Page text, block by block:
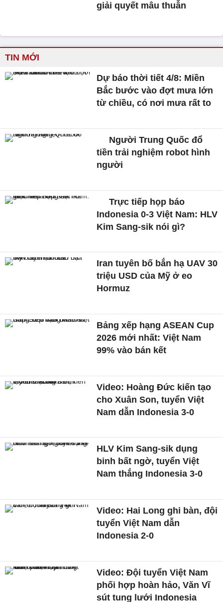
giải quyết mâu thuẫn
TIN MỚI
Dự báo thời tiết 4/8: Miền
Bắc bước vào đợt mưa lớn
từ chiều, có nơi mưa rất to
Người Trung Quốc đổ
tiền trải nghiệm robot hình
người
Trực tiếp họp báo
Indonesia 0-3 Việt Nam: HLV
Kim Sang-sik nói gì?
Iran tuyên bố bắn hạ UAV 30
triệu USD của Mỹ ở eo
Hormuz
Bảng xếp hạng ASEAN Cup
2026 mới nhất: Việt Nam
99% vào bán kết
Video: Hoàng Đức kiến tạo
cho Xuân Son, tuyển Việt
Nam dẫn Indonesia 3-0
HLV Kim Sang-sik dụng
binh bất ngờ, tuyển Việt
Nam thắng Indonesia 3-0
Video: Hai Long ghi bàn, đội
tuyển Việt Nam dẫn
Indonesia 2-0
Video: Đội tuyển Việt Nam
phối hợp hoàn hảo, Văn Vĩ
sút tung lưới Indonesia